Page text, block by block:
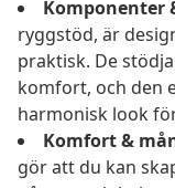
Komponenter
ryggstöd, är
praktisk. De
komfort, och den
harmonisk look
Komfort &
gör att du kan